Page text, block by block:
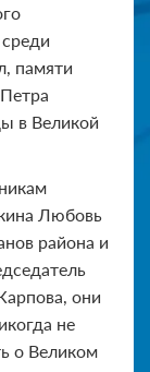
памяти
в Великой
Любовь
района и
они
не
о Великом